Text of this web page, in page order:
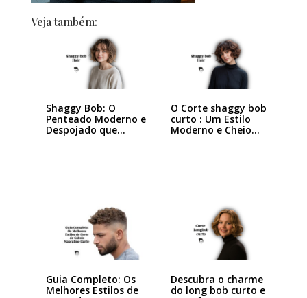
Veja também:
Shaggy Bob: O
Penteado Moderno e
Despojado que
O Corte shaggy bob
curto : Um Estilo
Moderno e Cheio…
Guia Completo: Os
Melhores Estilos de
Descubra o charme
do long bob curto e